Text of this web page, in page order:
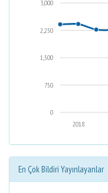
0
750
1,500
2,250
3,000
2018
En Çok Bildiri Yayınlayanlar